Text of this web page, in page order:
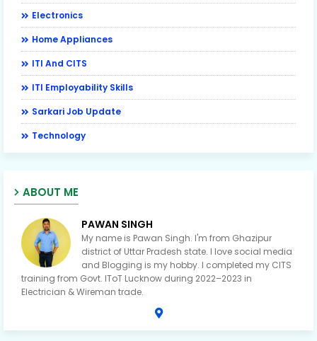
Electronics
Home Appliances
ITI And CITS
ITI Employability Skills
Sarkari Job Update
Technology
ABOUT ME
PAWAN SINGH
My name is Pawan Singh. I'm from Ghazipur
district of Uttar Pradesh state. I love social media
and Blogging is my hobby. I completed my CITS
training from Govt. IToT Lucknow during 2022–2023 in
Electrician & Wireman trade.